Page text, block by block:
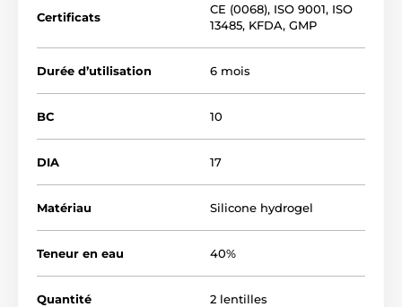
Certificats
CE (0068), ISO 9001, ISO
13485, KFDA, GMP
Durée d’utilisation 6 mois
BC 10
DIA 17
Matériau Silicone hydrogel
Teneur en eau 40%
Quantité 2 lentilles